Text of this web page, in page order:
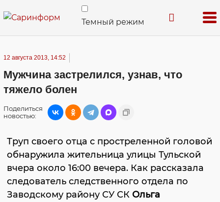
Темный режим
12 августа 2013, 14:52
Мужчина застрелился, узнав, что
тяжело болен
Поделиться
новостью:
Труп своего отца с простреленной головой
обнаружила жительница улицы Тульской
вчера около 16:00 вечера. Как рассказала
следователь следственного отдела по
Заводскому району СУ СК Ольга